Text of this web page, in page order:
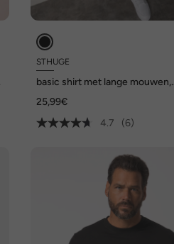
STHUGE
basic shirt met lange mouwen,
25,99€
4.7
(6)